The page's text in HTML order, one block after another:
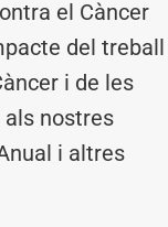
el Càncer
del treball
i de les
nostres
i altres